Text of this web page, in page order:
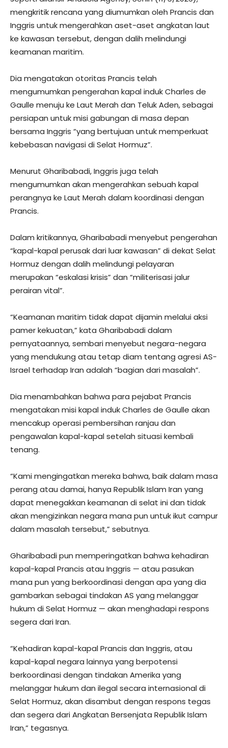
mengkritik rencana yang diumumkan oleh Prancis dan
Inggris untuk mengerahkan aset-aset angkatan laut
ke kawasan tersebut, dengan dalih melindungi
keamanan maritim.
Dia mengatakan otoritas Prancis telah
mengumumkan pengerahan kapal induk Charles de
Gaulle menuju ke Laut Merah dan Teluk Aden, sebagai
persiapan untuk misi gabungan di masa depan
bersama Inggris “yang bertujuan untuk memperkuat
kebebasan navigasi di Selat Hormuz”.
Menurut Gharibabadi, Inggris juga telah
mengumumkan akan mengerahkan sebuah kapal
perangnya ke Laut Merah dalam koordinasi dengan
Prancis.
Dalam kritikannya, Gharibabadi menyebut pengerahan
“kapal-kapal perusak dari luar kawasan” di dekat Selat
Hormuz dengan dalih melindungi pelayaran
merupakan “eskalasi krisis” dan “militerisasi jalur
perairan vital”.
“Keamanan maritim tidak dapat dijamin melalui aksi
pamer kekuatan,” kata Gharibabadi dalam
pernyataannya, sembari menyebut negara-negara
yang mendukung atau tetap diam tentang agresi AS-
Israel terhadap Iran adalah “bagian dari masalah”.
Dia menambahkan bahwa para pejabat Prancis
mengatakan misi kapal induk Charles de Gaulle akan
mencakup operasi pembersihan ranjau dan
pengawalan kapal-kapal setelah situasi kembali
tenang.
“Kami mengingatkan mereka bahwa, baik dalam masa
perang atau damai, hanya Republik Islam Iran yang
dapat menegakkan keamanan di selat ini dan tidak
akan mengizinkan negara mana pun untuk ikut campur
dalam masalah tersebut,” sebutnya.
Gharibabadi pun memperingatkan bahwa kehadiran
kapal-kapal Prancis atau Inggris — atau pasukan
mana pun yang berkoordinasi dengan apa yang dia
gambarkan sebagai tindakan AS yang melanggar
hukum di Selat Hormuz — akan menghadapi respons
segera dari Iran.
“Kehadiran kapal-kapal Prancis dan Inggris, atau
kapal-kapal negara lainnya yang berpotensi
berkoordinasi dengan tindakan Amerika yang
melanggar hukum dan ilegal secara internasional di
Selat Hormuz, akan disambut dengan respons tegas
dan segera dari Angkatan Bersenjata Republik Islam
Iran,” tegasnya.